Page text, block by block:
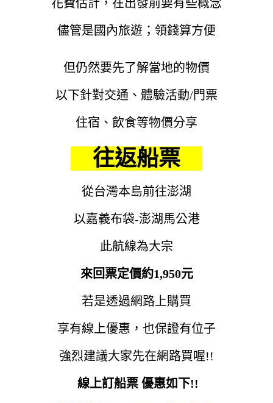
花費估計，在出發前要有些概念
儘管是國內旅遊；領錢算方便
但仍然要先了解當地的物價
以下針對交通、體驗活動/門票
住宿、飲食等物價分享
往返船票
從台灣本島前往澎湖
以嘉義布袋-澎湖馬公港
此航線為大宗
來回票定價約1,950元
若是透過網路上購買
享有線上優惠，也保證有位子
強烈建議大家先在網路買喔!!
線上訂船票 優惠如下!!